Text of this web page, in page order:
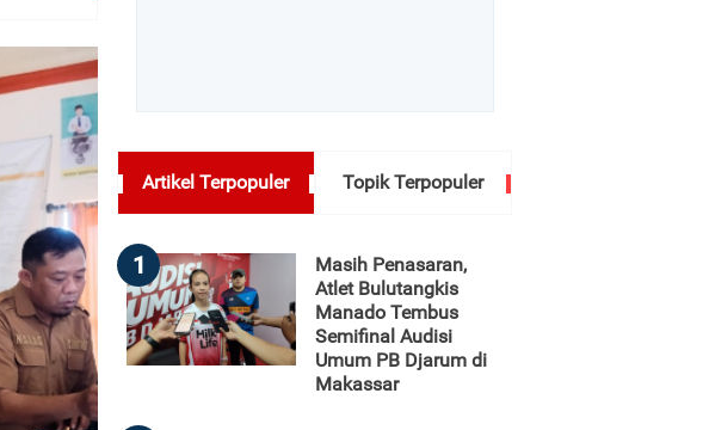
Artikel Terpopuler Topik Terpopuler
1
Masih Penasaran,
Atlet Bulutangkis
Manado Tembus
Semifinal Audisi
Umum PB Djarum di
Makassar